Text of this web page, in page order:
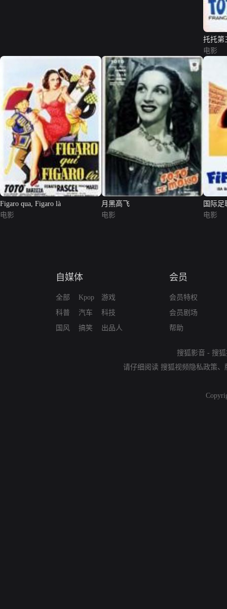
托托第
电影
Figaro qua, Figaro là
电影
月黑高飞
电影
国际足
电影
自媒体
全部
科普
国风
Kpop
汽车
搞笑
游戏
科技
出品人
会员
会员特权
会员剧场
帮助
搜狐影音 - 搜
请仔细阅读 搜狐视频隐私政策、